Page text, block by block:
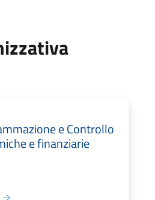
e Controllo
e finanziarie